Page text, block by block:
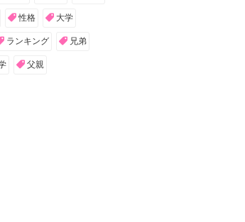
性格 大学
ランキング 兄弟
父親